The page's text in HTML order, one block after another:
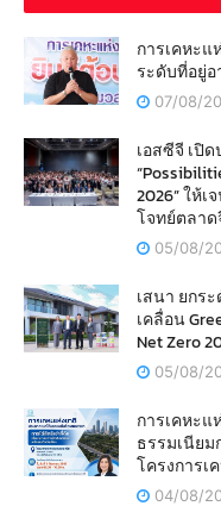
การเคหะ
ระดับที่อยู่อ
07/08/
เอสซีจี เปิ
2026” ให้เ
โจทย์ตลา
05/08/
เสนา ยกระ
เคลื่อน
Net Zero
05/08/
การเคหะ
ธรรมเนีย
โครงการ
04/08/